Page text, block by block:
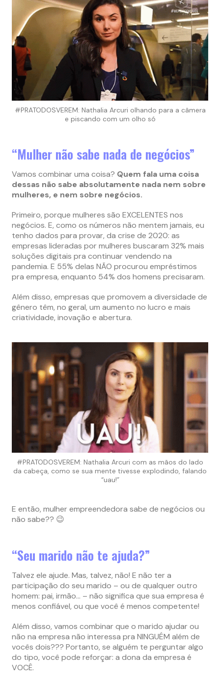
#PRATODOSVEREM: Nathalia Arcuri olhando para a câmera
e piscando com um olho só
“Mulher não sabe nada de negócios”
Vamos combinar uma coisa? Quem fala uma coisa
dessas não sabe absolutamente nada nem sobre
mulheres, e nem sobre negócios.
Primeiro, porque mulheres são EXCELENTES nos
negócios. E, como os números não mentem jamais, eu
tenho dados para provar, da crise de 2020: as
empresas lideradas por mulheres buscaram 32% mais
soluções digitais pra continuar vendendo na
pandemia. E 55% delas NÃO procurou empréstimos
pra empresa, enquanto 54% dos homens precisaram.
Além disso, empresas que promovem a diversidade de
gênero têm, no geral, um aumento no lucro e mais
criatividade, inovação e abertura.
#PRATODOSVEREM: Nathalia Arcuri com as mãos do lado
da cabeça, como se sua mente tivesse explodindo, falando
“uau!”
E então, mulher empreendedora sabe de negócios ou
não sabe?? 😉
“Seu marido não te ajuda?”
Talvez ele ajude. Mas, talvez, não! E não ter a
participação do seu marido – ou de qualquer outro
homem: pai, irmão… – não significa que sua empresa é
menos confiável, ou que você é menos competente!
Além disso, vamos combinar que o marido ajudar ou
não na empresa não interessa pra NINGUÉM além de
vocês dois??? Portanto, se alguém te perguntar algo
do tipo, você pode reforçar: a dona da empresa é
VOCÊ.